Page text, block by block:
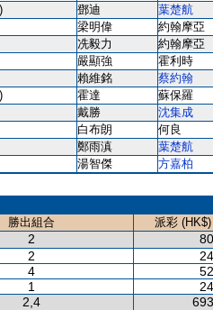
鄧迪 葉楚航
梁明偉 約翰摩亞
冼毅力 約翰摩亞
嚴顯強 霍利時
賴維銘 蔡約翰
霍達 蘇保羅
戴勝 沈集成
白布朗 何良
鄭雨滇 葉楚航
湯智傑
方嘉柏
勝出組合
派彩 (HK$)
2
2
4
1
2,4